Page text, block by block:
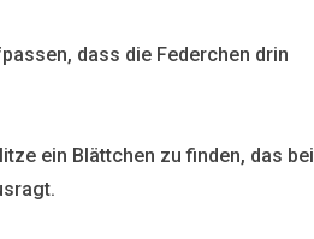
dass die Federchen drin
ein Blättchen zu finden, das bei